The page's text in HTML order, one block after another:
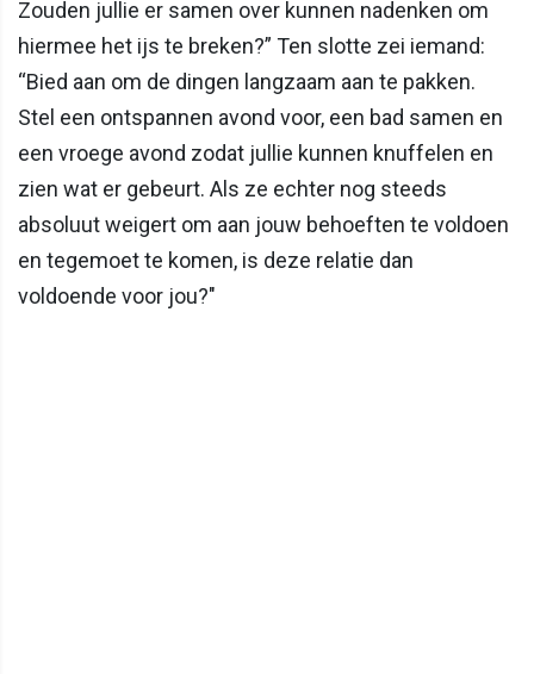
Zouden jullie er samen over kunnen nadenken om
hiermee het ijs te breken?” Ten slotte zei iemand:
“Bied aan om de dingen langzaam aan te pakken.
Stel een ontspannen avond voor, een bad samen en
een vroege avond zodat jullie kunnen knuffelen en
zien wat er gebeurt. Als ze echter nog steeds
absoluut weigert om aan jouw behoeften te voldoen
en tegemoet te komen, is deze relatie dan
voldoende voor jou?"